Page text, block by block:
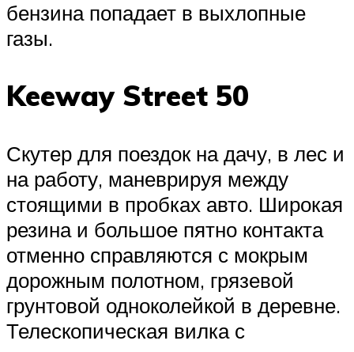
бензина попадает в выхлопные
газы.
Keeway Street 50
Скутер для поездок на дачу, в лес и
на работу, маневрируя между
стоящими в пробках авто. Широкая
резина и большое пятно контакта
отменно справляются с мокрым
дорожным полотном, грязевой
грунтовой одноколейкой в деревне.
Телескопическая вилка с